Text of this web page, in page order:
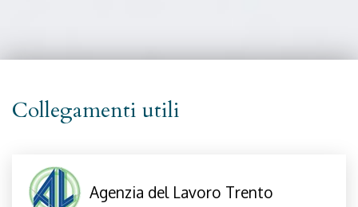
Collegamenti utili
Agenzia del Lavoro Trento